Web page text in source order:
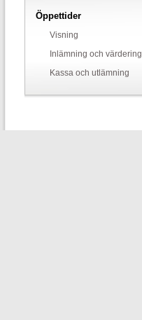
Öppettider
Visning
Inlämning och värdering
Kassa och utlämning